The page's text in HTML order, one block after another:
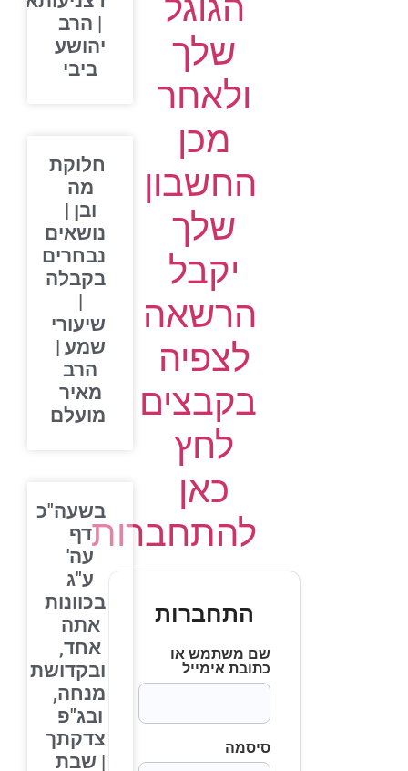
הגוגל
שלך
ולאחר
מכן
החשבון
שלך
יקבל
הרשאה
לצפיה
בקבצים
לחץ
כאן
להתחברות
התחברות
שם משתמש או
כתובת אימייל
סיסמה
| הרב
יהושע
ביבי
חלוקת
מה
ובן |
נושאים
נבחרים
בקבלה
שיעורי
שמע |
הרב
מאיר
מועלם
בשעה"כ
דף
עה'
ע"ג
בכוונות
אתה
אחד,
ובקדושת
מנחה,
ובג"פ
צדקתך
| שבת